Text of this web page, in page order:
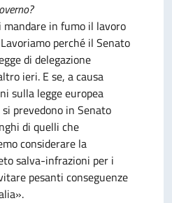
in fumo il lavoro
perché il Senato
di delegazione
ieri. E se, a causa
sulla legge europea
prevedono in Senato
di quelli che
considerare la
salva-infrazioni per i
pesanti conseguenze